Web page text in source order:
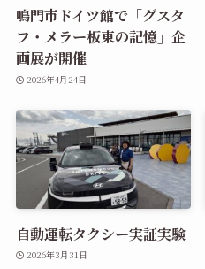
鳴門市ドイツ館で「グスタ
フ・メラー板東の記憶」企
画展が開催
2026年4月24日
自動運転タクシー実証実験
2026年3月31日